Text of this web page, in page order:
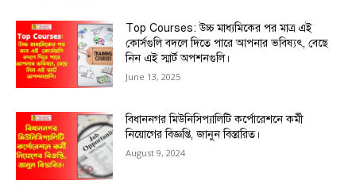
Top Courses: উচ্চ মাধ্যমিকের পর মাত্র এই
কোর্সগুলি বদলে দিতে পারে আপনার ভবিষ্যৎ, বেছে
নিন এই স্মার্ট অপশনগুলি।
June 13, 2025
বিধাননগর মিউনিসিপ্যালিটি কর্পোরেশনে কর্মী
নিয়োগের বিজ্ঞপ্তি, জানুন বিস্তারিত।
August 9, 2024